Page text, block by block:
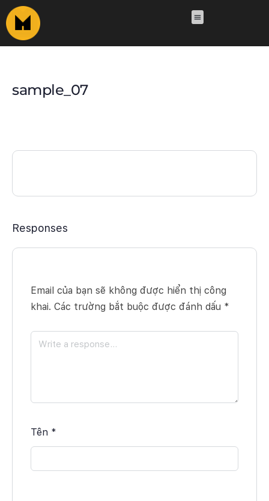
sample_07
Responses
Email của bạn sẽ không được hiển thị công
khai. Các trường bắt buộc được đánh dấu *
Tên *